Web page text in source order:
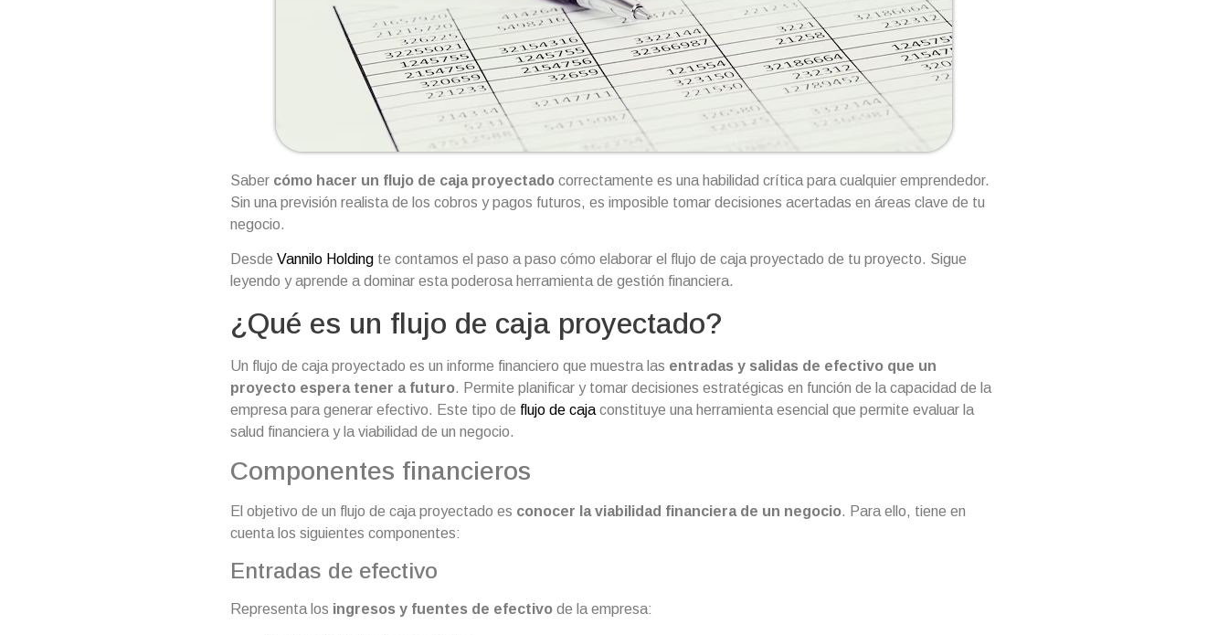
Saber cómo hacer un flujo de caja proyectado correctamente es una habilidad crítica para cualquier emprendedor.
Sin una previsión realista de los cobros y pagos futuros, es imposible tomar decisiones acertadas en áreas clave de tu
negocio.
Desde Vannilo Holding te contamos el paso a paso cómo elaborar el flujo de caja proyectado de tu proyecto. Sigue
leyendo y aprende a dominar esta poderosa herramienta de gestión financiera.
¿Qué es un flujo de caja proyectado?
Un flujo de caja proyectado es un informe financiero que muestra las entradas y salidas de efectivo que un
proyecto espera tener a futuro. Permite planificar y tomar decisiones estratégicas en función de la capacidad de la
empresa para generar efectivo. Este tipo de flujo de caja constituye una herramienta esencial que permite evaluar la
salud financiera y la viabilidad de un negocio.
Componentes financieros
El objetivo de un flujo de caja proyectado es conocer la viabilidad financiera de un negocio. Para ello, tiene en
cuenta los siguientes componentes:
Entradas de efectivo
Representa los ingresos y fuentes de efectivo de la empresa: